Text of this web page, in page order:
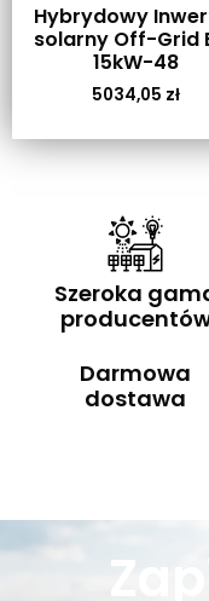
Hybrydowy
solarny Off-Grid
15kW-48
5034,05 zł
Szeroka
Darmowa
dostawa